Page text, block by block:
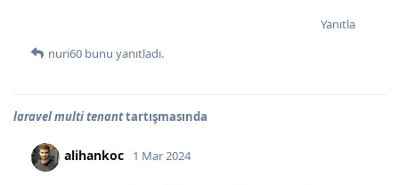
Yanıtla
nuri60 bunu yanıtladı.
laravel multi tenanttartışmasında
alihankoc 1 Mar 2024